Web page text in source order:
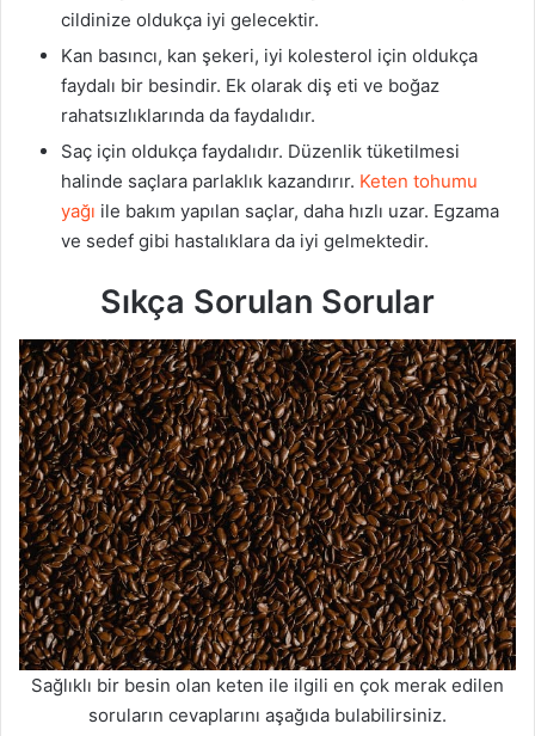
cildinize oldukça iyi gelecektir.
Kan basıncı, kan şekeri, iyi kolesterol için oldukça
faydalı bir besindir. Ek olarak diş eti ve boğaz
rahatsızlıklarında da faydalıdır.
Saç için oldukça faydalıdır. Düzenlik tüketilmesi
halinde saçlara parlaklık kazandırır. Keten tohumu
yağı ile bakım yapılan saçlar, daha hızlı uzar. Egzama
ve sedef gibi hastalıklara da iyi gelmektedir.
Sıkça Sorulan Sorular
Sağlıklı bir besin olan keten ile ilgili en çok merak edilen
soruların cevaplarını aşağıda bulabilirsiniz.